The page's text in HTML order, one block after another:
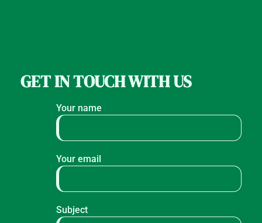
GET IN TOUCH WITH US
Your name
Your email
Subject